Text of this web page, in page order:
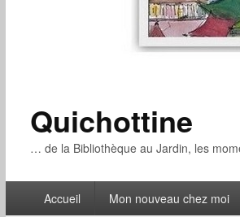
Quichottine
… de la Bibliothèque au Jardin, les
principalAccueil Mon nouveau chez moi